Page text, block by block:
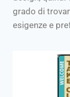
grado di
esigenze e